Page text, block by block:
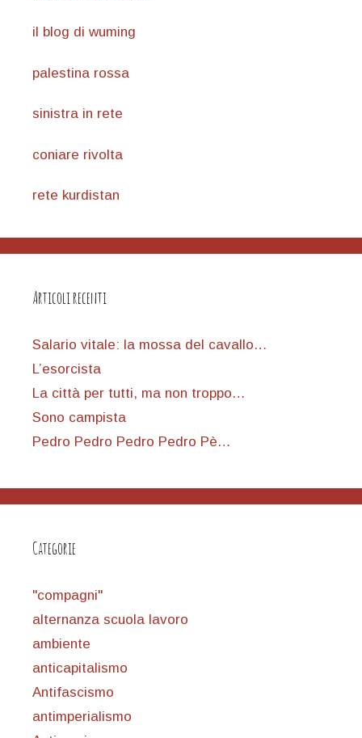
il blog di wuming
palestina rossa
sinistra in rete
coniare rivolta
rete kurdistan
Articoli recenti
Salario vitale: la mossa del cavallo…
L’esorcista
La città per tutti, ma non troppo…
Sono campista
Pedro Pedro Pedro Pedro Pè…
Categorie
"compagni"
alternanza scuola lavoro
ambiente
anticapitalismo
Antifascismo
antimperialismo